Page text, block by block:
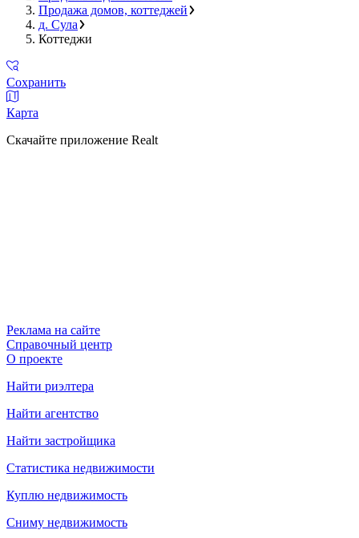
Продажа домов, коттеджей
д. Сула
Коттеджи
Сохранить
Карта
Скачайте приложение Realt
Реклама на сайте
Справочный центр
О проекте
Найти риэлтера
Найти агентство
Найти застройщика
Статистика недвижимости
Куплю недвижимость
Сниму недвижимость